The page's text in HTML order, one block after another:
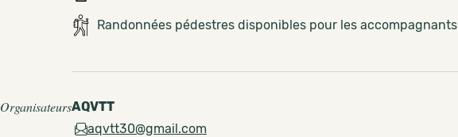
Randonnées pédestres disponibles pour les accompagnants
OrganisateursAQVTT
aqvtt30@gmail.com